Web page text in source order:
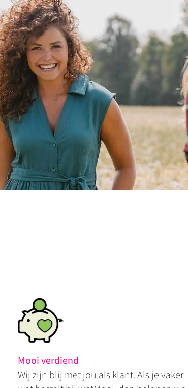
Mooi verdiend
Wij zijn blij met jou als klant. Als je vaker